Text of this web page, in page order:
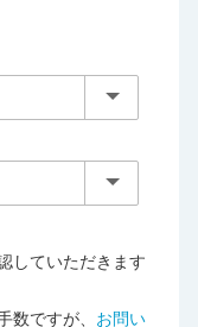
していただきます
ですが、 お問い